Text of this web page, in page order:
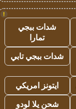
!
شدات ببجي
تمارا
شدات ببجي تابي
ايتونز امريكي
شحن يلا لودو